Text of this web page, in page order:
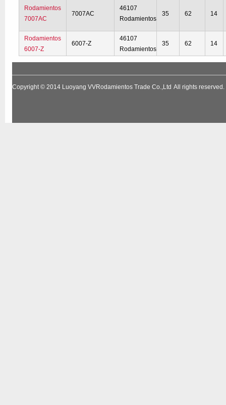
Rodamientos
7007AC
7007AC
46107
Rodamientos
35 62 14
Rodamientos
6007-Z
6007-Z
46107
Rodamientos
35 62 14
Copyright © 2014 Luoyang VVRodamientos Trade Co.,Ltd All rights